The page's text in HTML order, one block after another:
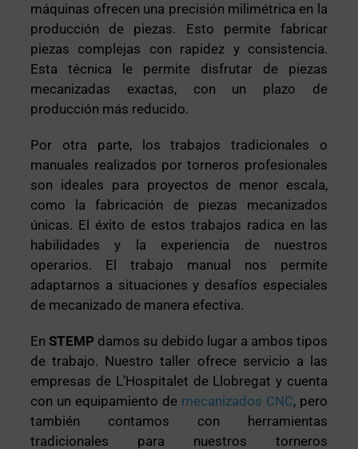
máquinas ofrecen una precisión milimétrica en la
producción de piezas. Esto permite fabricar
piezas complejas con rapidez y consistencia.
Esta técnica le permite disfrutar de piezas
mecanizadas exactas, con un plazo de
producción más reducido.
Por otra parte, los trabajos tradicionales o
manuales realizados por torneros profesionales
son ideales para proyectos de menor escala,
como la fabricación de piezas mecanizados
únicas. El éxito de estos trabajos radica en las
habilidades y la experiencia de nuestros
operarios. El trabajo manual nos permite
adaptarnos a situaciones y desafíos especiales
de mecanizado de manera efectiva.
EnSTEMP damos su debido lugar a ambos tipos
de trabajo. Nuestro taller ofrece servicio a las
empresas de L’Hospitalet de Llobregat y cuenta
con un equipamiento de mecanizados CNC, pero
también contamos con herramientas
tradicionales para nuestros torneros